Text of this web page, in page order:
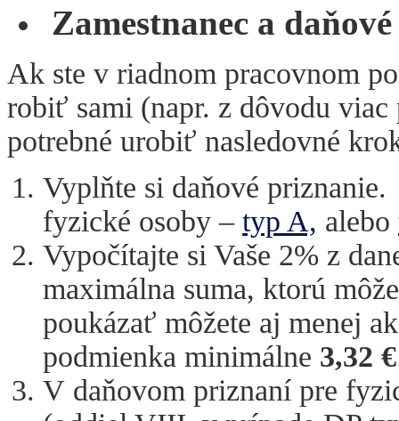
Zamestnanec a
Ak ste v riadnom pracovnom
robiť sami (napr. z dôvodu
potrebné urobiť nasledovné
Vyplňte si daňové
fyzické osoby – typ A, alebo
Vypočítajte si Vaše 2% z
maximálna suma, ktorú
poukázať môžete aj menej
podmienka minimálne 3,32 €
V daňovom priznaní pre